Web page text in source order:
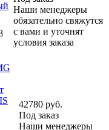
Наши менеджеры
обязательно свяжутся
с вами и уточнят
условия заказа
42780 руб.
Под заказ
Наши менеджеры